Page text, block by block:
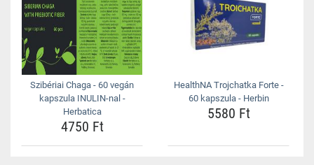
Szibériai Chaga - 60 vegán
kapszula INULIN-nal -
Herbatica
4750 Ft
HealthNA Trojchatka Forte -
60 kapszula - Herbin
5580 Ft